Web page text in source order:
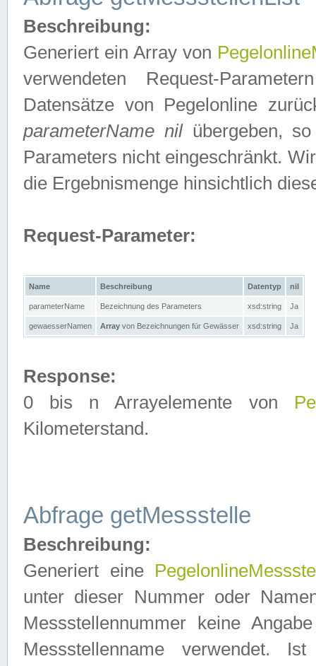
Beschreibung:
Generiert ein Array von
verwendeten Request-
Datensätze von Pegelonline
parameterName nilübergeben, so
Parameters nicht eingeschränkt.
die Ergebnismenge hinsichtlich
Request-Parameter:
Name Beschreibung Datentyp nil
parameterName Bezeichnung des Parameters xsd:string Ja
gewaesserNamen Array von Bezeichnungen für Gewässer xsd:string Ja
Response:
0 bis n Arrayelemente von
Kilometerstand.
Abfrage getMessstelle
Beschreibung:
Generiert eine
unter dieser Nummer oder
Messstellennummer keine
Messstellenname verwendet.